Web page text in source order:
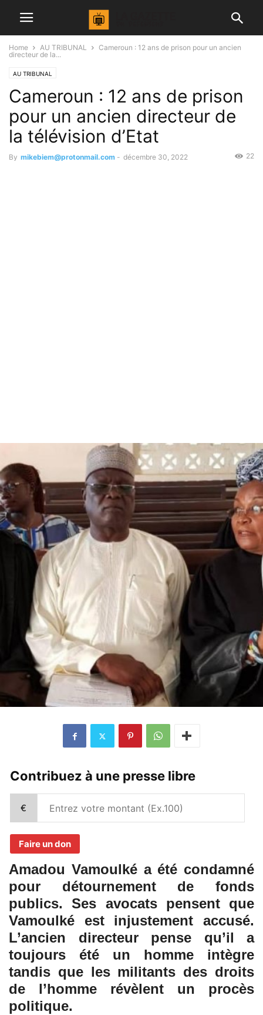
Home AU TRIBUNAL
Cameroun : 12 ans de prison pour un ancien
directeur de la...
AU TRIBUNAL
Cameroun : 12 ans de prison
pour un ancien directeur de
la télévision d’Etat
By mikebiem@protonmail.com - décembre 30, 2022 22
Contribuez à une presse libre
€
Faire un don
Amadou Vamoulké a été condamné
pour détournement de fonds
publics. Ses avocats pensent que
Vamoulké est injustement accusé.
L’ancien directeur pense qu’il a
toujours été un homme intègre
tandis que les militants des droits
de l’homme révèlent un procès
politique.